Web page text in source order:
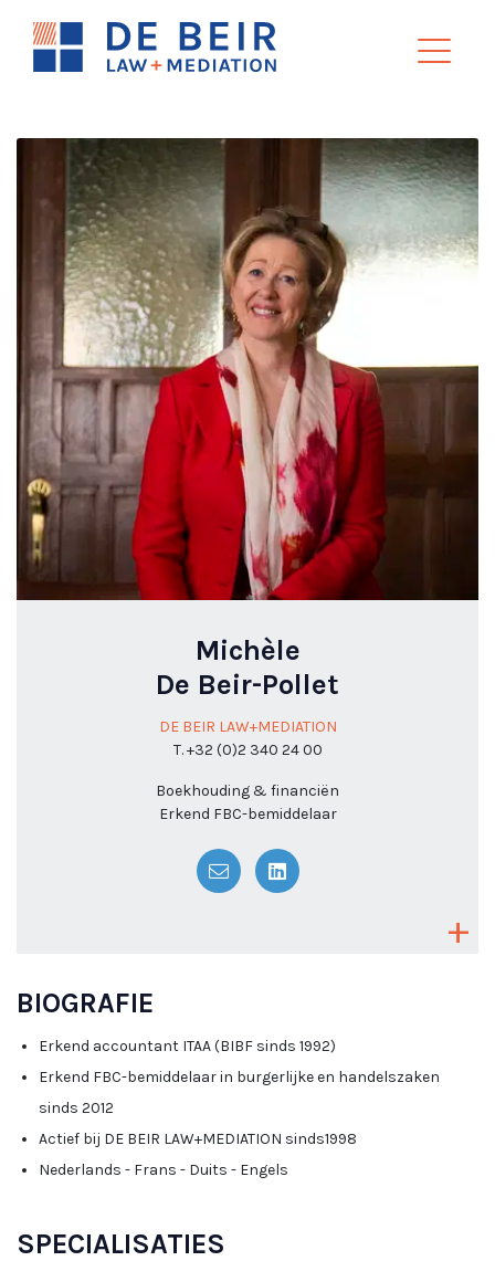
Michèle
De Beir-Pollet
DE BEIR LAW+MEDIATION
T. +32 (0)2 340 24 00
Boekhouding & financiën
Erkend FBC-bemiddelaar
BIOGRAFIE
Erkend accountant ITAA (BIBF sinds 1992)
Erkend FBC-bemiddelaar in burgerlijke en handelszaken
sinds 2012
Actief bij DE BEIR LAW+MEDIATION sinds1998
Nederlands - Frans - Duits - Engels
SPECIALISATIES